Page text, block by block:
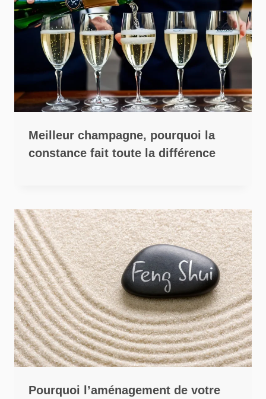
Meilleur champagne, pourquoi la
constance fait toute la différence
Pourquoi l’aménagement de votre